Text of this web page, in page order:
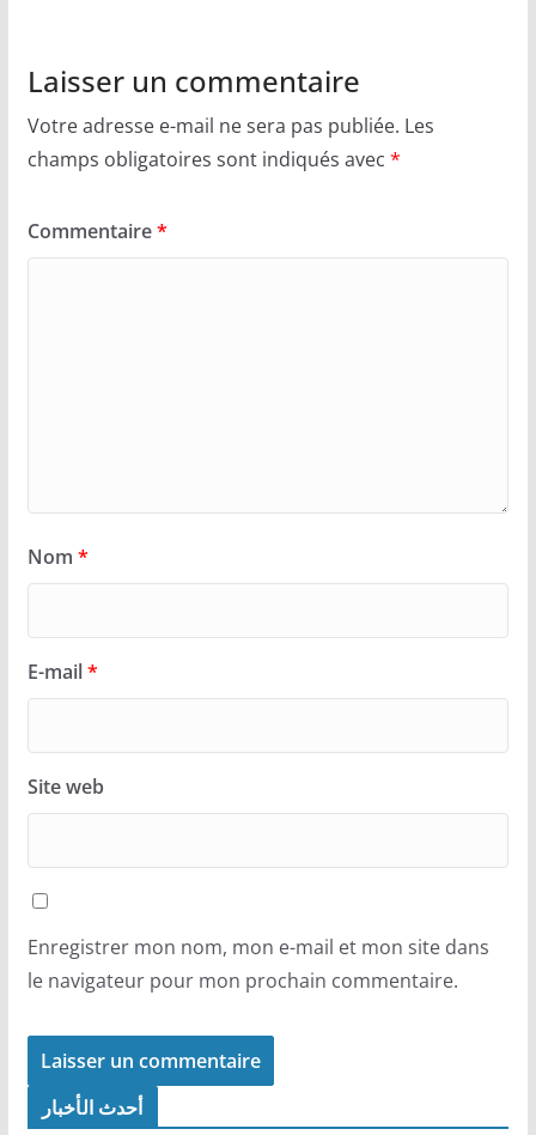
Laisser un commentaire
Votre adresse e-mail ne sera pas publiée. Les
champs obligatoires sont indiqués avec *
Commentaire*
Nom *
E-mail*
Site web
Enregistrer mon nom, mon e-mail et mon site dans
le navigateur pour mon prochain commentaire.
أحدث الأخبار